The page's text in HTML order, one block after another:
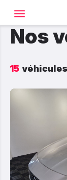
Nos
15